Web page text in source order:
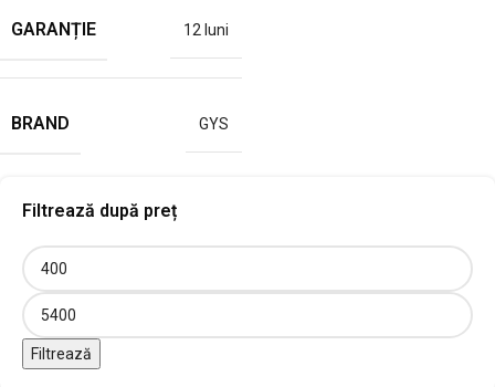
Filtrează după preț
Filtrează
GARANȚIE 12 luni
BRAND GYS